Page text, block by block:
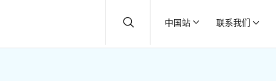
中国站 联系我们